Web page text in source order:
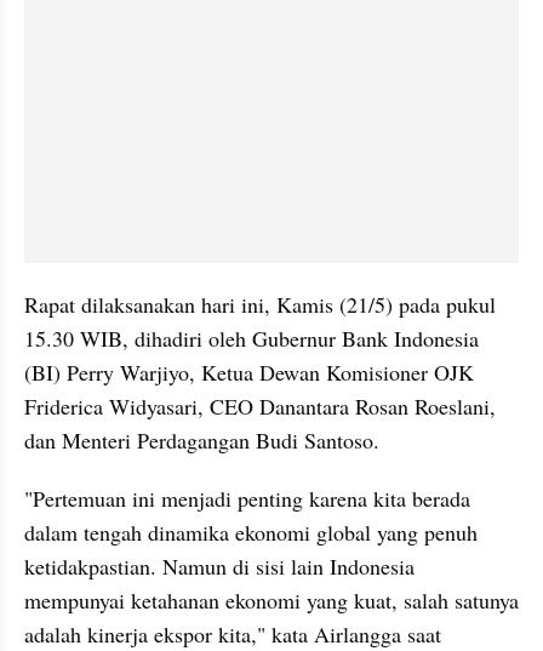
Rapat dilaksanakan hari ini, Kamis (21/5) pada pukul
15.30 WIB, dihadiri oleh Gubernur Bank Indonesia
(BI) Perry Warjiyo, Ketua Dewan Komisioner OJK
Friderica Widyasari, CEO Danantara Rosan Roeslani,
dan Menteri Perdagangan Budi Santoso.
"Pertemuan ini menjadi penting karena kita berada
dalam tengah dinamika ekonomi global yang penuh
ketidakpastian. Namun di sisi lain Indonesia
mempunyai ketahanan ekonomi yang kuat, salah satunya
adalah kinerja ekspor kita," kata Airlangga saat